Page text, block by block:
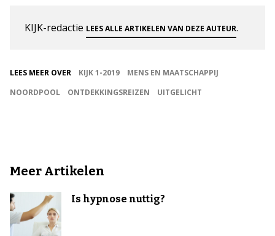
KIJK-redactie LEES ALLE ARTIKELEN VAN DEZE AUTEUR.
LEES MEER OVER KIJK 1-2019
MENS EN MAATSCHAPPIJ
NOORDPOOL
ONTDEKKINGSREIZEN UITGELICHT
Meer Artikelen
Is hypnose nuttig?